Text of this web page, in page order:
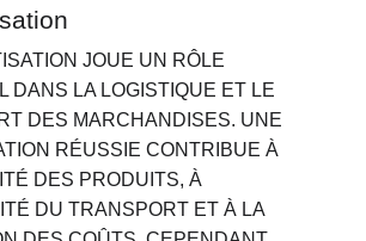
JOUE UN RÔLE
DANS LA LOGISTIQUE ET LE
DES MARCHANDISES. UNE
RÉUSSIE CONTRIBUE À
DES PRODUITS, À
DU TRANSPORT ET À LA